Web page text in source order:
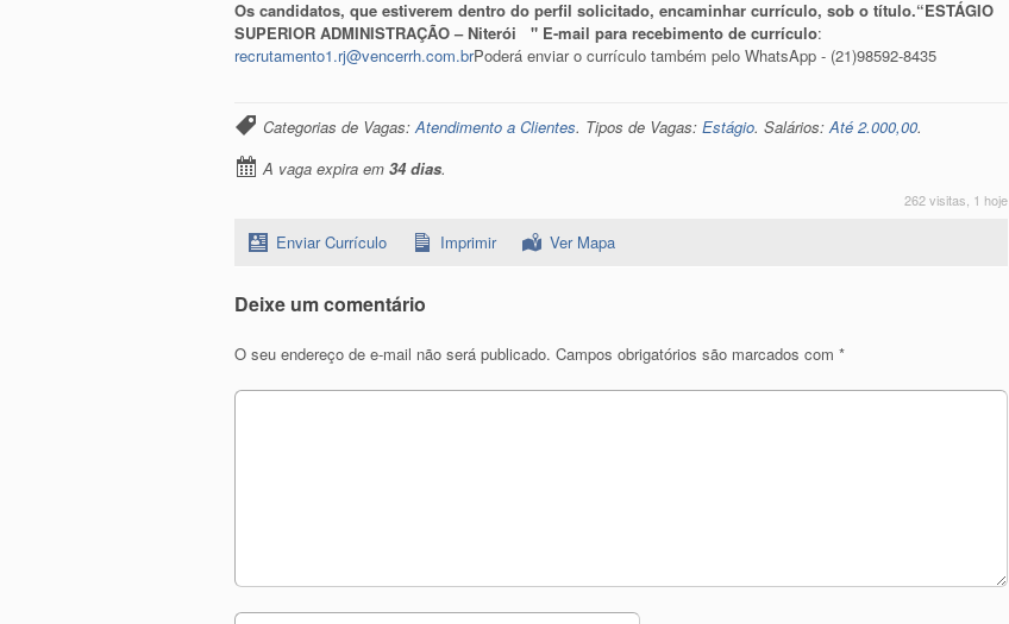
Os candidatos, que estiverem dentro do perfil solicitado, encaminhar currículo, sob o título.“ESTÁGIO
SUPERIOR ADMINISTRAÇÃO – Niterói " E-mail para recebimento de currículo:
recrutamento1.rj@vencerrh.com.brPoderá enviar o currículo também pelo WhatsApp - (21)98592-8435
Categorias de Vagas:Atendimento a Clientes. Tipos de Vagas: Estágio. Salários:Até 2.000,00.
A vaga expira em 34 dias.
262 visitas, 1 hoje
Enviar Currículo Imprimir Ver Mapa
Deixe um comentário
O seu endereço de e-mail não será publicado. Campos obrigatórios são marcados com *